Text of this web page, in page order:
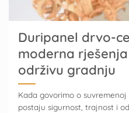
Duripanel drvo-
moderna
održivu gradnju
Kada govorimo o
postaju sigurnost, trajnost i